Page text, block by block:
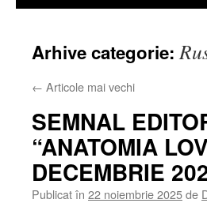
Arhive categorie:
← Articole mai vechi
SEMNAL
“ANATOMIA
DECEMBRIE
Publicat în 22 noiembrie 2025de